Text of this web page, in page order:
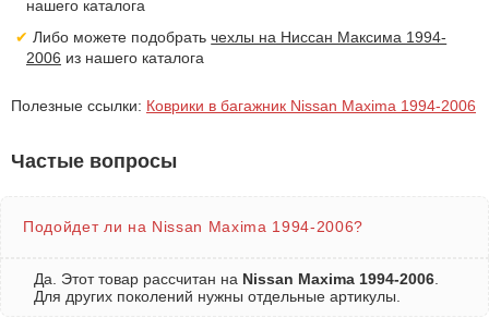
нашего каталога
Либо можете подобратьчехлы на Ниссан Максима 1994-
2006 из нашего каталога
Полезные ссылки: Коврики в багажник Nissan Maxima 1994-2006
Частые вопросы
Подойдет ли на Nissan Maxima 1994-2006?
Да. Этот товар рассчитан на Nissan Maxima 1994-2006.
Для других поколений нужны отдельные артикулы.